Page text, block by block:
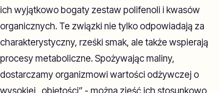
ich wyjątkowo bogaty zestaw polifenoli i kwasów
organicznych. Te związki nie tylko odpowiadają za
charakterystyczny, rześki smak, ale także wspierają
procesy metaboliczne. Spożywając maliny,
dostarczamy organizmowi wartości odżywczej o
wysokiej „objętości” - można zjeść ich stosunkowo